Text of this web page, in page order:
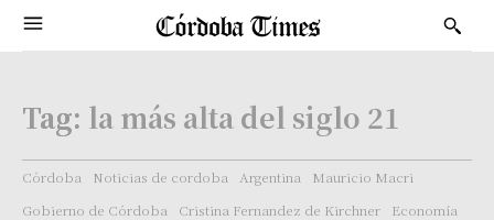
Tag: la más alta del siglo 21
Córdoba Noticias de cordoba Argentina
Mauricio Macri
Gobierno de Córdoba
Cristina Fernandez de Kirchner
Economía